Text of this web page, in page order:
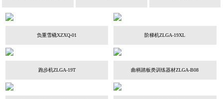
负重雪橇XZXQ-01 阶梯机ZLGA-19XL
跑步机ZLGA-19T 曲柄踏板类训练器材ZLGA-B08